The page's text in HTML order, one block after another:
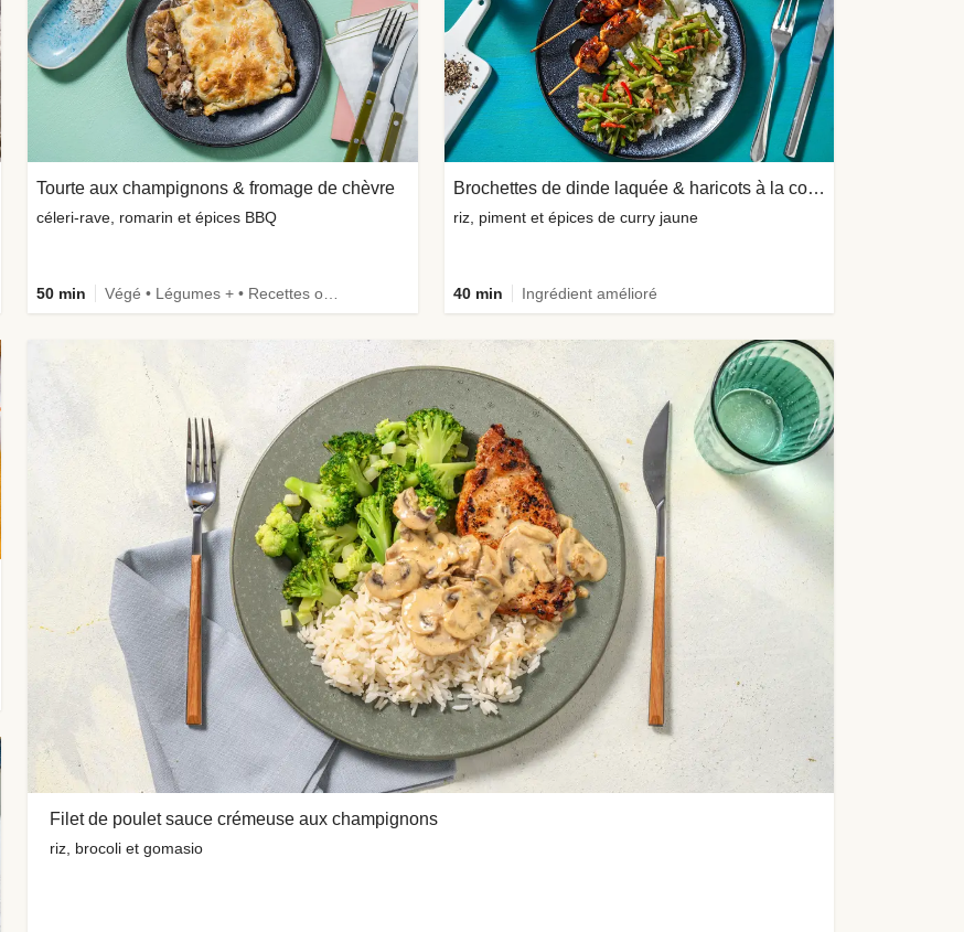
Filet de poulet sauce crémeuse aux champignons
riz, brocoli et gomasio
Tourte aux champignons & fromage de chèvre
céleri-rave, romarin et épices BBQ
50 min
Brochettes de dinde laquée & haricots à la coco
riz, piment et épices de curry jaune
40 min Ingrédient amélioré